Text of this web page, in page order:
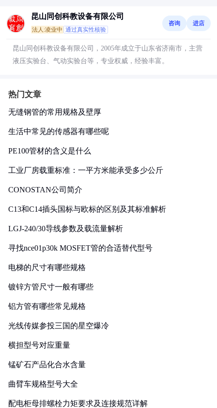
昆山同创科教设备有限公司
法人:凌业中 通过真实性核验
咨询 进店
昆山同创科教设备有限公司，2005年成立于山东省济南市，主营
液压实验台、气动实验台等，专业权威，经验丰富。
热门文章
无缝钢管的常用规格及壁厚
生活中常见的传感器有哪些呢
PE100管材的含义是什么
工业厂房载重标准：一平方米能承受多少公斤
CONOSTAN公司简介
C13和C14插头国标与欧标的区别及其标准解析
LGJ-240/30导线参数及载流量解析
寻找nce01p30k MOSFET管的合适替代型号
电梯的尺寸有哪些规格
镀锌方管尺寸一般有哪些
铝方管有哪些常见规格
光线传媒参投三国的星空爆冷
横担型号对应重量
锰矿石产品化合水含量
曲臂车规格型号大全
配电柜母排螺栓力矩要求及连接规范详解